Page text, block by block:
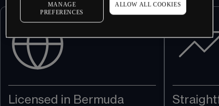
Licensed in Bermuda
MANAGE
PREFERENCES
ALLOW ALL COOKIES